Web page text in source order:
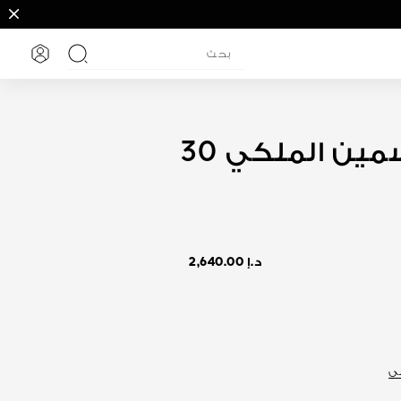
بحث تسجيل
مستخلص الياسمين الملكي 30
د.إ 2,640.00